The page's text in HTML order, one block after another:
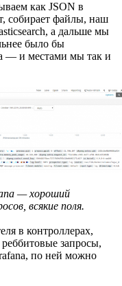
как JSON в
собирает файлы, наш
а дальше мы
было бы
— и местами мы так и
— хороший
всякие поля.
в контроллерах,
запросы,
по ней можно